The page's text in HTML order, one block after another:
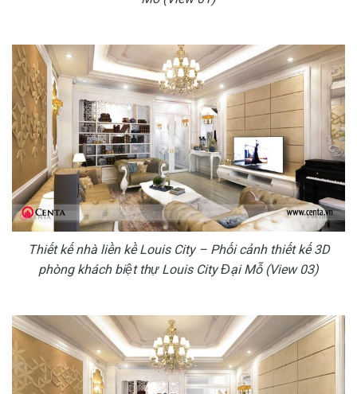
Thiết kế nhà liền kề Louis City – Phối cảnh thiết kế 3D
phòng khách biệt thự Louis City Đại Mỗ (View 03)